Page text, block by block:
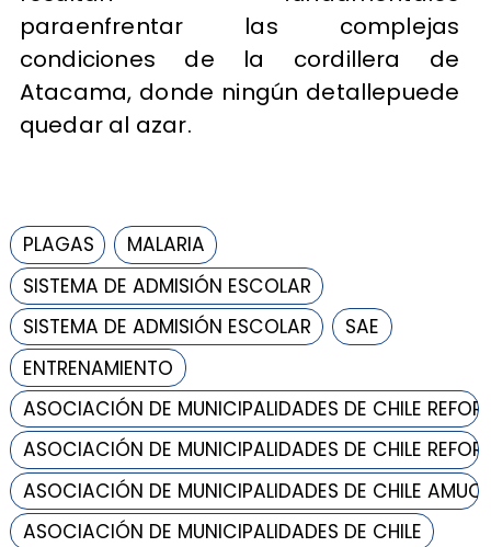
paraenfrentar las complejas
condiciones de la cordillera de
Atacama, donde ningún detallepuede
quedar al azar.
PLAGAS
MALARIA
SISTEMA DE ADMISIÓN ESCOLAR
SISTEMA DE ADMISIÓN ESCOLAR
SAE
ENTRENAMIENTO
ASOCIACIÓN DE MUNICIPALIDADES DE CHILE
ASOCIACIÓN DE MUNICIPALIDADES DE CHILE
ASOCIACIÓN DE MUNICIPALIDADES DE CHILE
ASOCIACIÓN DE MUNICIPALIDADES DE CHILE